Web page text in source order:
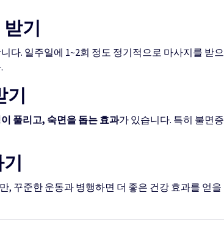
기
다. 일주일에 1~2회 정도 정기적으로 마사지를 받으
기
풀리고, 숙면을 돕는 효과가 있습니다. 특히 불면증
, 꾸준한 운동과 병행하면 더 좋은 건강 효과를 얻을